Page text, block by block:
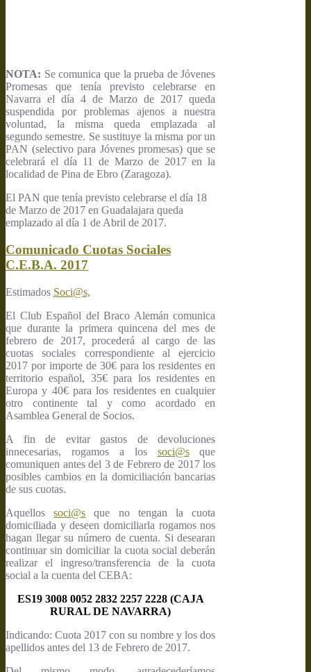
NOTA: Se comunica que la prueba de Jóvenes
Promesas que tenía previsto celebrarse en
Navarra el día 4 de Marzo de 2017 queda
suspendida por problemas ajenos a nuestra
voluntad, la misma queda emplazada al
segundo semestre. Se sustituye la misma por un
PAN (selectivo para Jóvenes promesas) que se
celebrará el día 11 de Marzo de 2017 en la
localidad de Pina de Ebro (Zaragoza).
El PAN que tenía previsto celebrarse el día 18
de Marzo de 2017 en Guadalajara queda
emplazado al día 1 de Abril de 2017.
Comunicado Cuotas Sociales
C.E.B.A. 2017
Estimados Soci@s,
El Club Español del Braco Alemán comunica
que durante la primera quincena del mes de
febrero de 2017, procederá al cargo de las
cuotas sociales correspondiente al ejercicio
2017 por importe de 30€ para los residentes en
territorio español, 35€ para los residentes en
Europa y 40€ para los residentes en cualquier
otro continente tal y como acordado en
Asamblea General de Socios.
A fin de evitar gastos de devoluciones
innecesarias, rogamos a los soci@sque
comuniquen antes del 3 de Febrero de 2017 los
posibles cambios en la domiciliación bancarias
de sus cuotas.
Aquellossoci@s que no tengan la cuota
domiciliada y deseen domiciliarla rogamos nos
hagan llegar su número de cuenta. Si desearan
continuar sin domiciliar la cuota social deberán
realizar el ingreso/transferencia de la cuota
social a la cuenta del CEBA:
ES19 3008 0052 2832 2257 2228 (CAJA
RURAL DE NAVARRA)
Indicando: Cuota 2017 con su nombre y los dos
apellidos antes del 13 de Febrero de 2017.